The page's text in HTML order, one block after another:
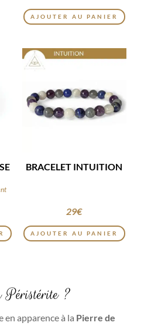
AJOUTER AU PANIER
BRACELET INTUITION
29€
AJOUTER AU PANIER
Péristérite ?
en apparence à la Pierre de